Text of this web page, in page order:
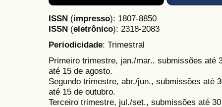
ISSN (impresso): 1807-8850
ISSN (eletrônico): 2318-2083
Periodicidade: Trimestral
Primeiro trimestre, jan./mar., submissões até
até 15 de agosto.
Segundo trimestre, abr./jun., submissões até
até 15 de outubro.
Terceiro trimestre, jul./set., submissões até